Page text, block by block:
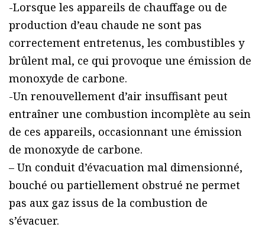
-Lorsque les appareils de chauffage ou de
production d’eau chaude ne sont pas
correctement entretenus, les combustibles y
brûlent mal, ce qui provoque une émission de
monoxyde de carbone.
-Un renouvellement d’air insuffisant peut
entraîner une combustion incomplète au sein
de ces appareils, occasionnant une émission
de monoxyde de carbone.
– Un conduit d’évacuation mal dimensionné,
bouché ou partiellement obstrué ne permet
pas aux gaz issus de la combustion de
s’évacuer.